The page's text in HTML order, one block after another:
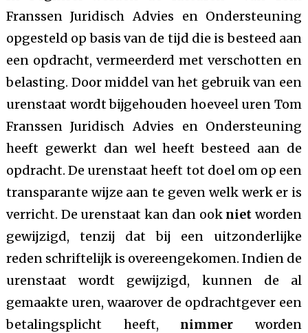
Franssen Juridisch Advies en Ondersteuning
opgesteld op basis van de tijd die is besteed aan
een opdracht, vermeerderd met verschotten en
belasting. Door middel van het gebruik van een
urenstaat wordt bijgehouden hoeveel uren Tom
Franssen Juridisch Advies en Ondersteuning
heeft gewerkt dan wel heeft besteed aan de
opdracht. De urenstaat heeft tot doel om op een
transparante wijze aan te geven welk werk er is
verricht. De urenstaat kan dan ook nietworden
gewijzigd, tenzij dat bij een uitzonderlijke
reden schriftelijk is overeengekomen. Indien de
urenstaat wordt gewijzigd, kunnen de al
gemaakte uren, waarover de opdrachtgever een
betalingsplicht heeft, nimmerworden